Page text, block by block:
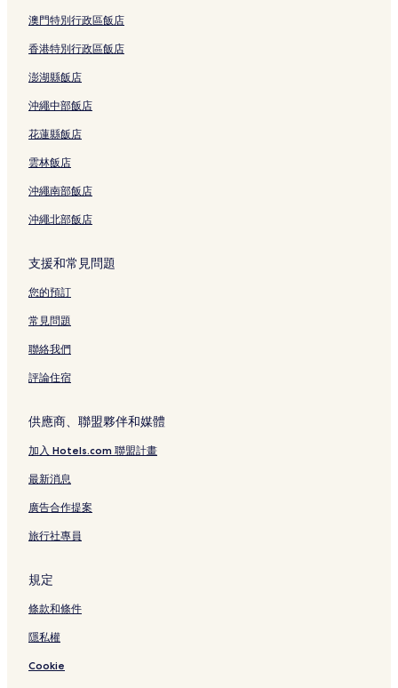
澳門特別行政區飯店
香港特別行政區飯店
澎湖縣飯店
沖繩中部飯店
花蓮縣飯店
雲林飯店
沖繩南部飯店
沖繩北部飯店
支援和常見問題
您的預訂
常見問題
聯絡我們
評論住宿
供應商、聯盟夥伴和媒體
加入 Hotels.com 聯盟計畫
最新消息
廣告合作提案
旅行社專員
規定
條款和條件
隱私權
Cookie